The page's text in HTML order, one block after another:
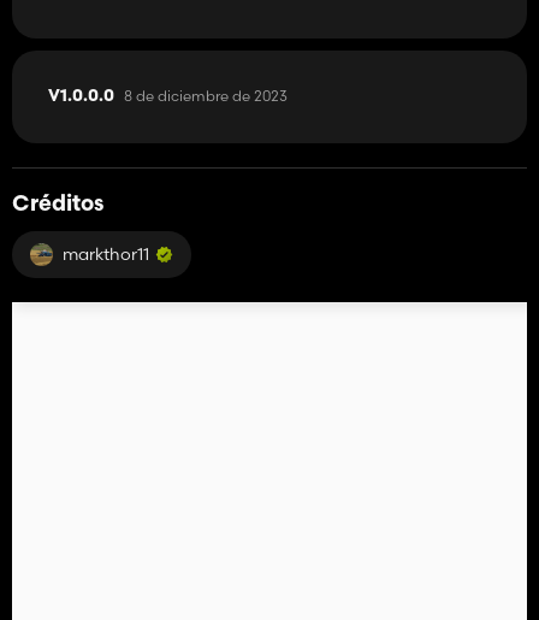
V1.0.0.0 8 de diciembre de 2023
Créditos
markthor11